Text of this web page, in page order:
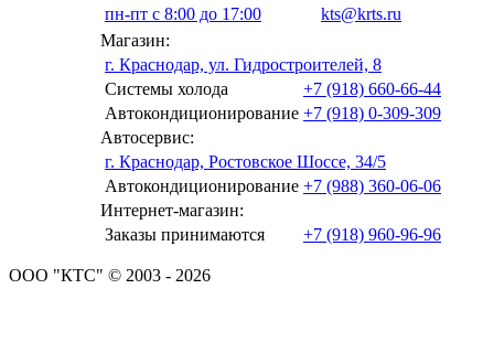
пн-пт с 8:00 до 17:00
kts@krts.ru
Магазин:
г. Краснодар, ул. Гидростроителей, 8
Системы холода
+7 (918) 660-66-44
Автокондиционирование +7 (918) 0-309-309
Автосервис:
г. Краснодар, Ростовское Шоссе, 34/5
Автокондиционирование +7 (988) 360-06-06
Интернет-магазин:
Заказы принимаются
+7 (918) 960-96-96
ООО "КТС" © 2003 - 2026